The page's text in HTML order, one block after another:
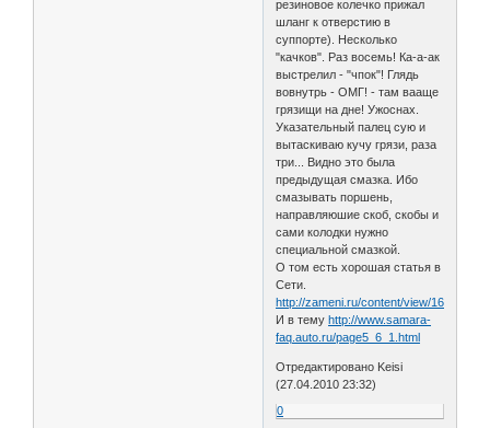
резиновое колечко прижал
шланг к отверстию в
суппорте). Несколько
"качков". Раз восемь! Ка-а-ак
выстрелил - "чпок"! Глядь
вовнутрь - ОМГ! - там вааще
грязищи на дне! Ужоснах.
Указательный палец сую и
вытаскиваю кучу грязи, раза
три... Видно это была
предыдущая смазка. Ибо
смазывать поршень,
направляюшие скоб, скобы и
сами колодки нужно
специальной смазкой.
О том есть хорошая статья в
Сети.
http://zameni.ru/content/view/163/35/
И в тему http://www.samara-
faq.auto.ru/page5_6_1.html
Отредактировано Keisi
(27.04.2010 23:32)
0